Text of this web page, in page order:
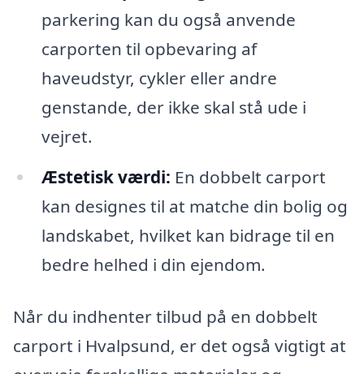
parkering kan du også anvende
carporten til opbevaring af
haveudstyr, cykler eller andre
genstande, der ikke skal stå ude i
vejret.
Æstetisk værdi: En dobbelt carport
kan designes til at matche din bolig og
landskabet, hvilket kan bidrage til en
bedre helhed i din ejendom.
Når du indhenter tilbud på en dobbelt
carport i Hvalpsund, er det også vigtigt at